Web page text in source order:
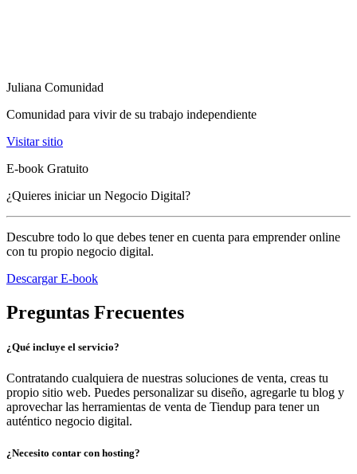
Juliana Comunidad
Comunidad para vivir de su trabajo independiente
Visitar sitio
E-book Gratuito
¿Quieres iniciar un Negocio Digital?
Descubre todo lo que debes tener en cuenta para emprender online
con tu propio negocio digital.
Descargar E-book
Preguntas Frecuentes
¿Qué incluye el servicio?
Contratando cualquiera de nuestras soluciones de venta, creas tu
propio sitio web. Puedes personalizar su diseño, agregarle tu blog y
aprovechar las herramientas de venta de Tiendup para tener un
auténtico negocio digital.
¿Necesito contar con hosting?